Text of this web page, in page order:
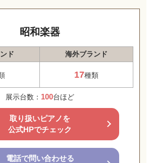
昭和楽器
ド 海外ブランド
17種類
展示台数： 100台ほど
取り扱いピアノを
公式HPでチェック
電話で問い合わせる